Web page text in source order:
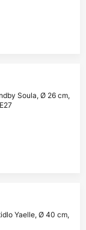
Soula, Ø 26 cm,
Yaelle, Ø 40 cm,